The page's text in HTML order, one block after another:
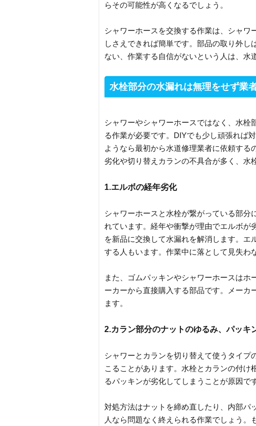
らその可能性が高くなるでしょう。
シャワーホースを交換する作業は、シャ
しさえできれば簡単です。部品の取り外
ない、作業する自信がないという人は、水
水栓部分の水漏れは無理をせず業
シャワーやシャワーホースではなく、水栓
る作業が必要です。DIYでも少し頑張れば
ようなら最初から水道修理業者に依頼す
劣化や切り替えカランの不具合が多く、水
1.エルボの経年劣化
シャワーホースと水栓が繋がっている部分
れています。経年や衝撃が理由でエルボが
を新品に交換して水漏れを解消します。
する人もいます。作業中に落として見失わ
また、ゴムパッキンやシャワーホースはホ
ーカーから直接購入する部品です。メーカ
ます。
2.カラン部分のナットのゆるみ、パッキ
シャワーとカランを切り替えて使うタイプ
こることがあります。水栓とカランの付
るパッキンが劣化してしまうことが原因です
対処方法はナットを締め直したり、内部パ
人なら問題なく終えられる作業でしょう